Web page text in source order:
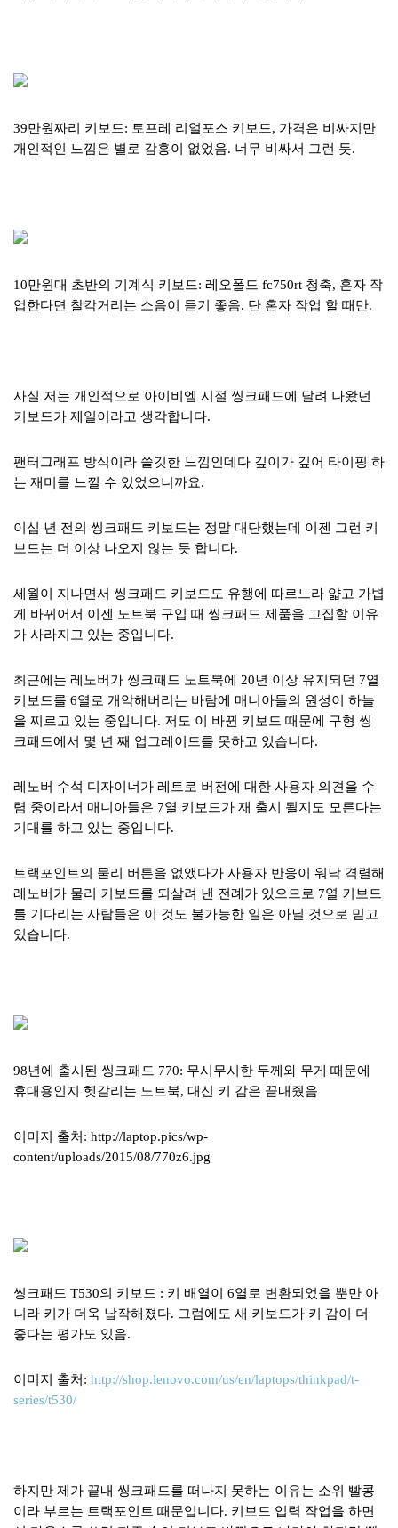
39만원짜리 키보드: 토프레 리얼포스 키보드, 가격은 비싸지만
개인적인 느낌은 별로 감흥이 없었음. 너무 비싸서 그런 듯.
10만원대 초반의 기계식 키보드: 레오폴드 fc750rt 청축, 혼자 작
업한다면 찰칵거리는 소음이 듣기 좋음. 단 혼자 작업 할 때만.
사실 저는 개인적으로 아이비엠 시절 씽크패드에 달려 나왔던
키보드가 제일이라고 생각합니다.
팬터그래프 방식이라 쫄깃한 느낌인데다 깊이가 깊어 타이핑 하
는 재미를 느낄 수 있었으니까요.
이십 년 전의 씽크패드 키보드는 정말 대단했는데 이젠 그런 키
보드는 더 이상 나오지 않는 듯 합니다.
세월이 지나면서 씽크패드 키보드도 유행에 따르느라 얇고 가볍
게 바뀌어서 이젠 노트북 구입 때 씽크패드 제품을 고집할 이유
가 사라지고 있는 중입니다.
최근에는 레노버가 씽크패드 노트북에 20년 이상 유지되던 7열
키보드를 6열로 개악해버리는 바람에 매니아들의 원성이 하늘
을 찌르고 있는 중입니다. 저도 이 바뀐 키보드 때문에 구형 씽
크패드에서 몇 년 째 업그레이드를 못하고 있습니다.
레노버 수석 디자이너가 레트로 버전에 대한 사용자 의견을 수
렴 중이라서 매니아들은 7열 키보드가 재 출시 될지도 모른다는
기대를 하고 있는 중입니다.
트랙포인트의 물리 버튼을 없앴다가 사용자 반응이 워낙 격렬해
레노버가 물리 키보드를 되살려 낸 전례가 있으므로 7열 키보드
를 기다리는 사람들은 이 것도 불가능한 일은 아닐 것으로 믿고
있습니다.
98년에 출시된 씽크패드 770: 무시무시한 두께와 무게 때문에
휴대용인지 헷갈리는 노트북, 대신 키 감은 끝내줬음
이미지 출처: http://laptop.pics/wp-
content/uploads/2015/08/770z6.jpg
씽크패드 T530의 키보드 : 키 배열이 6열로 변환되었을 뿐만 아
니라 키가 더욱 납작해졌다. 그럼에도 새 키보드가 키 감이 더
좋다는 평가도 있음.
이미지 출처: http://shop.lenovo.com/us/en/laptops/thinkpad/t-
series/t530/
하지만 제가 끝내 씽크패드를 떠나지 못하는 이유는 소위 빨콩
이라 부르는 트랙포인트 때문입니다. 키보드 입력 작업을 하면